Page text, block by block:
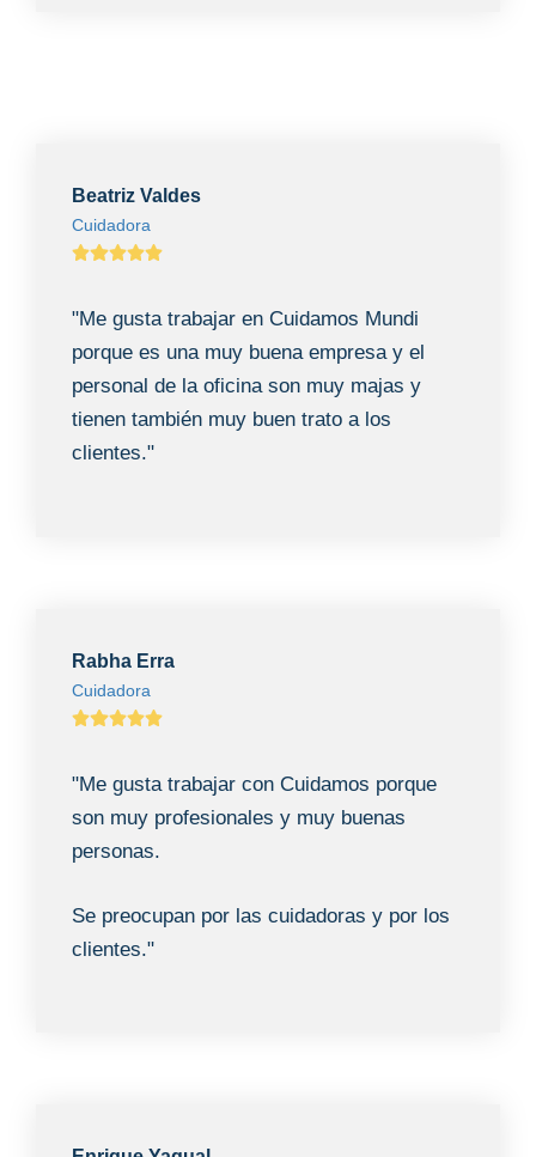
Beatriz Valdes
Cuidadora
"Me gusta trabajar en Cuidamos Mundi
porque es una muy buena empresa y el
personal de la oficina son muy majas y
tienen también muy buen trato a los
clientes."
Rabha Erra
Cuidadora
"Me gusta trabajar con Cuidamos porque
son muy profesionales y muy buenas
personas.
Se preocupan por las cuidadoras y por los
clientes."